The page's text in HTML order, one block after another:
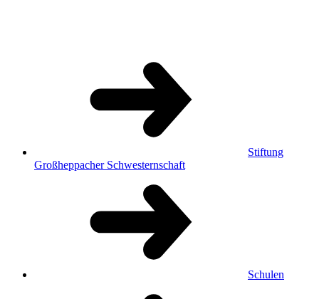
Stiftung
Großheppacher Schwesternschaft
Schulen